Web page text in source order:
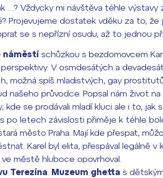
…? Vždycky mi návštěva téhle výstavy
Projevujeme dostatek vděku za to, že
se s nepřízní osudu, až to jednou
náměstíschůzkou s bezdomovcem
V osmdesátých a
možná spíš mladistvých, gay
našeho průvodce. Popsal nám život
kde se prodávali mladí kluci ale i to, jak
po letech závislosti přiměje k téhle
město Praha. Mají kde přespat,
Karel byl elita, přespával legálně v
městě hluboce opovrhoval.
Terezína Muzeum ghetta s